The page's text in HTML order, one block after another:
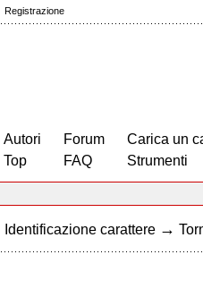
Registrazione
Autori
Top
Forum
FAQ
Carica un
Strumenti
Identificazione carattere →